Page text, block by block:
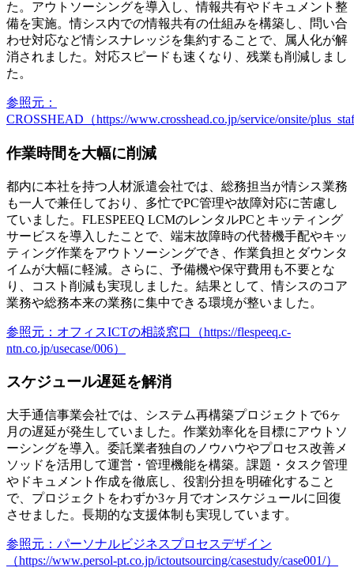
た。アウトソーシングを導入し、情報共有やドキュメント整
備を実施。情シス内での情報共有の仕組みを構築し、問い合
わせ対応など情シスナレッジを集約することで、属人化が解
消されました。対応スピードも速くなり、残業も削減しまし
た。
参照元：
CROSSHEAD（https://www.crosshead.co.jp/service/onsite/
作業時間を大幅に削減
都内に本社を持つ人材派遣会社では、総務担当が情シス業務
も一人で兼任しており、多忙でPC管理や故障対応に苦慮し
ていました。FLESPEEQ LCMのレンタルPCとキッティング
サービスを導入したことで、端末故障時の代替機手配やキッ
ティング作業をアウトソーシングでき、作業負担とダウンタ
イムが大幅に軽減。さらに、予備機や保守費用も不要とな
り、コスト削減も実現しました。結果として、情シスのコア
業務や総務本来の業務に集中できる環境が整いました。
参照元：オフィスICTの相談窓口（https://flespeeq.c-
ntn.co.jp/usecase/006）
スケジュール遅延を解消
大手通信事業会社では、システム再構築プロジェクトで6ヶ
月の遅延が発生していました。作業効率化を目標にアウトソ
ーシングを導入。委託業者独自のノウハウやプロセス改善メ
ソッドを活用して運営・管理機能を構築。課題・タスク管理
やドキュメント作成を徹底し、役割分担を明確化すること
で、プロジェクトをわずか3ヶ月でオンスケジュールに回復
させました。長期的な支援体制も実現しています。
参照元：パーソナルビジネスプロセスデザイン
（https://www.persol-pt.co.jp/ictoutsourcing/casestudy/case001/）